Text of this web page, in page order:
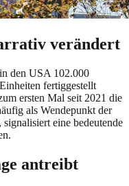
verändert
den USA 102.000
fertiggestellt
ersten Mal seit 2021 die
als Wendepunkt der
eine bedeutende
antreibt